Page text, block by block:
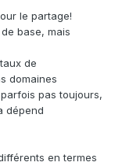
le partage!
base, mais
de
domaines
pas toujours,
dépend
en termes